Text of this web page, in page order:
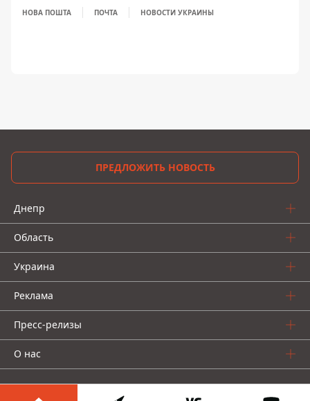
НОВА ПОШТА ПОЧТА НОВОСТИ УКРАИНЫ
ПРЕДЛОЖИТЬ НОВОСТЬ
Днепр
Область
Украина
Реклама
Пресс-релизы
О нас